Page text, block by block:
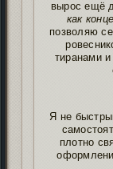
вырос ещё
как
позволяю
тиранами
Я не
плотно